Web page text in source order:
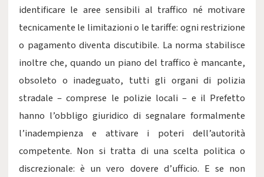
identificare le aree sensibili al traffico né motivare
tecnicamente le limitazioni o le tariffe: ogni restrizione
o pagamento diventa discutibile. La norma stabilisce
inoltre che, quando un piano del traffico è mancante,
obsoleto o inadeguato, tutti gli organi di polizia
stradale – comprese le polizie locali – e il Prefetto
hanno l’obbligo giuridico di segnalare formalmente
l’inadempienza e attivare i poteri dell’autorità
competente. Non si tratta di una scelta politica o
discrezionale: è un vero dovere d’ufficio. E se non